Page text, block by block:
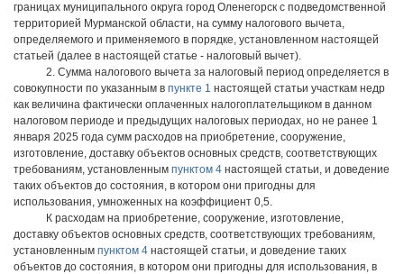
границах муниципального округа город Оленегорск с подведомственной
территорией Мурманской области, на сумму налогового вычета,
определяемого и применяемого в порядке, установленном настоящей
статьей (далее в настоящей статье - налоговый вычет).
2. Сумма налогового вычета за налоговый период определяется в
совокупности по указанным в пункте 1 настоящей статьи участкам недр
как величина фактически оплаченных налогоплательщиком в данном
налоговом периоде и предыдущих налоговых периодах, но не ранее 1
января 2025 года сумм расходов на приобретение, сооружение,
изготовление, доставку объектов основных средств, соответствующих
требованиям, установленным пунктом 4 настоящей статьи, и доведение
таких объектов до состояния, в котором они пригодны для
использования, умноженных на коэффициент 0,5.
К расходам на приобретение, сооружение, изготовление,
доставку объектов основных средств, соответствующих требованиям,
установленным пунктом 4 настоящей статьи, и доведение таких
объектов до состояния, в котором они пригодны для использования, в